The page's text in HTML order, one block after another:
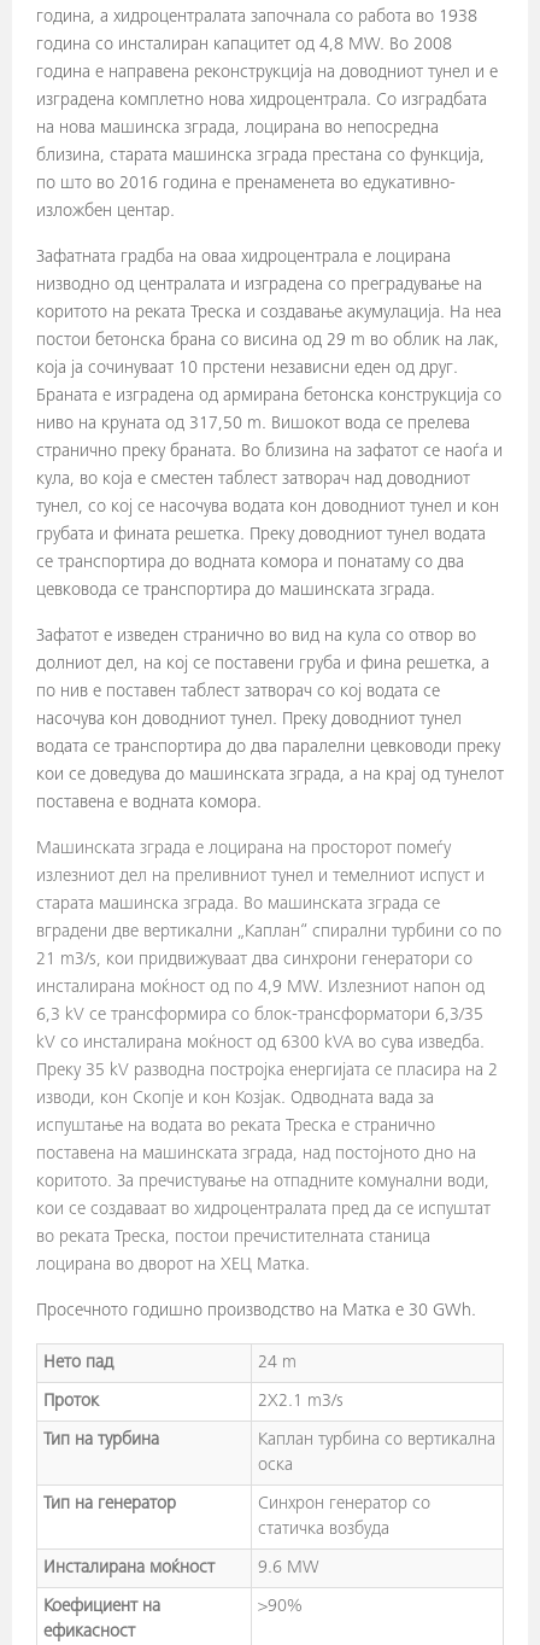
година, а хидроцентралата започнала со работа во 1938
година со инсталиран капацитет од 4,8 MW. Во 2008
година е направена реконструкција на доводниот тунел и е
изградена комплетно нова хидроцентрала. Со изградбата
на нова машинска зграда, лоцирана во непосредна
близина, старата машинска зграда престана со функција,
по што во 2016 година е пренаменета во едукативно-
изложбен центар.
Зафатната градба на оваа хидроцентрала е лоцирана
низводно од централата и изградена со преградување на
коритото на реката Треска и создавање акумулација. На неа
постои бетонска брана со висина од 29 m во облик на лак,
која ја сочинуваат 10 прстени независни еден од друг.
Браната е изградена од армирана бетонска конструкција со
ниво на круната од 317,50 m. Вишокот вода се прелева
странично преку браната. Во близина на зафатот се наоѓа и
кула, во која е сместен таблест затворач над доводниот
тунел, со кој се насочува водата кон доводниот тунел и кон
грубата и фината решетка. Преку доводниот тунел водата
се транспортира до водната комора и понатаму со два
цевковода се транспортира до машинската зграда.
Зафатот е изведен странично во вид на кула со отвор во
долниот дел, на кој се поставени груба и фина решетка, а
по нив е поставен таблест затворач со кој водата се
насочува кон доводниот тунел. Преку доводниот тунел
водата се транспортира до два паралелни цевководи преку
кои се доведува до машинската зграда, а на крај од тунелот
поставена е водната комора.
Машинската зграда е лоцирана на просторот помеѓу
излезниот дел на преливниот тунел и темелниот испуст и
старата машинска зграда. Во машинската зграда се
вградени две вертикални „Каплан“ спирални турбини со по
21 m3/s, кои придвижуваат два синхрони генератори со
инсталирана моќност од по 4,9 MW. Излезниот напон од
6,3 kV се трансформира со блок-трансформатори 6,3/35
kV со инсталирана моќност од 6300 kVA во сува изведба.
Преку 35 kV разводна постројка енергијата се пласира на 2
изводи, кон Скопје и кон Козјак. Одводната вада за
испуштање на водата во реката Треска е странично
поставена на машинската зграда, над постојното дно на
коритото. За пречистување на отпадните комунални води,
кои се создаваат во хидроцентралата пред да се испуштат
во реката Треска, постои пречистителната станица
лоцирана во дворот на ХЕЦ Матка.
Просечното годишно производство на Матка е 30 GWh.
Нето пад 24 m
Проток 2X2.1 m3/s
Тип на турбина
Каплан турбина со вертикална
оска
Тип на генератор
Синхрон генератор со
статичка возбуда
Инсталирана моќност 9.6 MW
Коефициент на
ефикасност
>90%